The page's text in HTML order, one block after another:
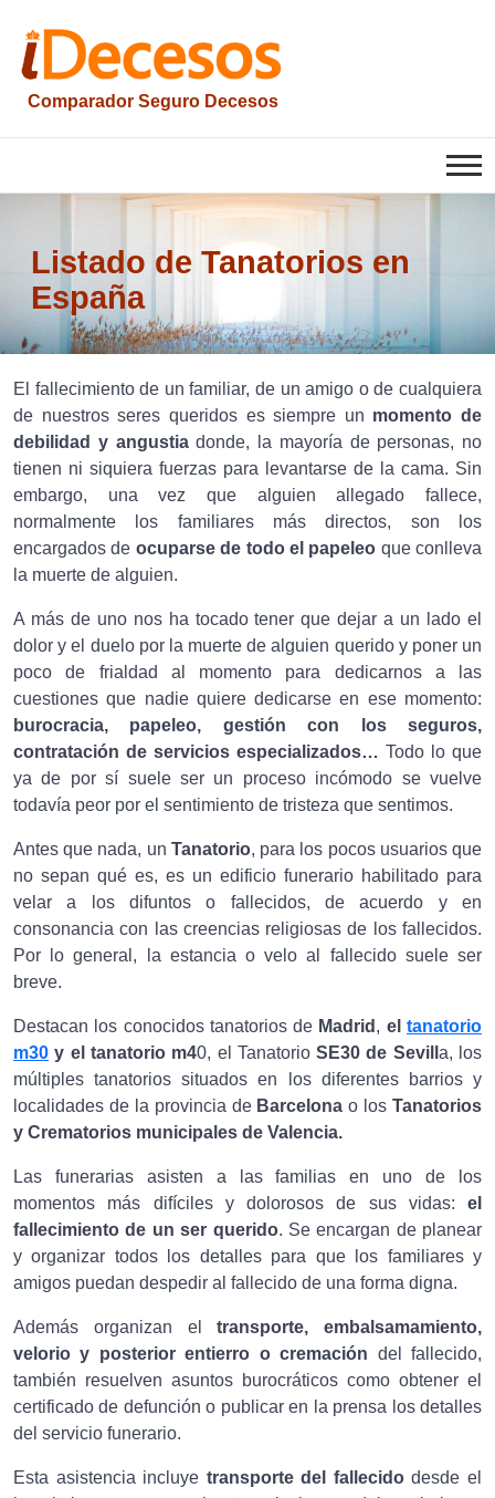
contenido
Comparador Seguro Decesos
iesquelas
Listado de Tanatorios en
España
El fallecimiento de un familiar, de un amigo o de cualquiera
de nuestros seres queridos es siempre un momento de
debilidad y angustiadonde, la mayoría de personas, no
tienen ni siquiera fuerzas para levantarse de la cama. Sin
embargo, una vez que alguien allegado fallece,
normalmente los familiares más directos, son los
encargados de ocuparse de todo el papeleo que conlleva
la muerte de alguien.
A más de uno nos ha tocado tener que dejar a un lado el
dolor y el duelo por la muerte de alguien querido y poner un
poco de frialdad al momento para dedicarnos a las
cuestiones que nadie quiere dedicarse en ese momento:
burocracia, papeleo, gestión con los seguros,
contratación de servicios especializados… Todo lo que
ya de por sí suele ser un proceso incómodo se vuelve
todavía peor por el sentimiento de tristeza que sentimos.
Antes que nada, un Tanatorio, para los pocos usuarios que
no sepan qué es, es un edificio funerario habilitado para
velar a los difuntos o fallecidos, de acuerdo y en
consonancia con las creencias religiosas de los fallecidos.
Por lo general, la estancia o velo al fallecido suele ser
breve.
Destacan los conocidos tanatorios de Madrid , eltanatorio
m30 y el tanatorio m40, el TanatorioSE30 de Sevill a, los
múltiples tanatorios situados en los diferentes barrios y
localidades de la provincia de Barcelona o los Tanatorios
y Crematorios municipales de Valencia.
Las funerarias asisten a las familias en uno de los
momentos más difíciles y dolorosos de sus vidas: el
fallecimiento de un ser querido. Se encargan de planear
y organizar todos los detalles para que los familiares y
amigos puedan despedir al fallecido de una forma digna.
Además organizan eltransporte, embalsamamiento,
velorio y posterior entierro o cremación del fallecido,
también resuelven asuntos burocráticos como obtener el
certificado de defunción o publicar en la prensa los detalles
del servicio funerario.
Esta asistencia incluye transporte del fallecidodesde el